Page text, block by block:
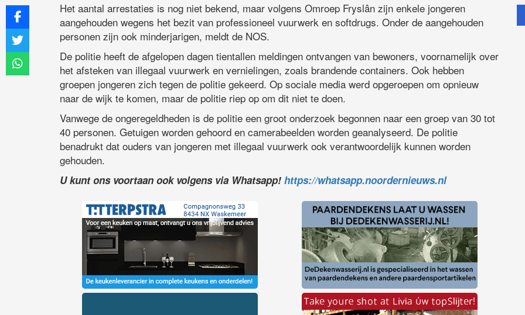
Het aantal arrestaties is nog niet bekend, maar volgens Omroep Fryslân zijn enkele jongeren
aangehouden wegens het bezit van professioneel vuurwerk en softdrugs. Onder de aangehouden
personen zijn ook minderjarigen, meldt de NOS.
De politie heeft de afgelopen dagen tientallen meldingen ontvangen van bewoners, voornamelijk over
het afsteken van illegaal vuurwerk en vernielingen, zoals brandende containers. Ook hebben
groepen jongeren zich tegen de politie gekeerd. Op sociale media werd opgeroepen om opnieuw
naar de wijk te komen, maar de politie riep op om dit niet te doen.
Vanwege de ongeregeldheden is de politie een groot onderzoek begonnen naar een groep van 30 tot
40 personen. Getuigen worden gehoord en camerabeelden worden geanalyseerd. De politie
benadrukt dat ouders van jongeren met illegaal vuurwerk ook verantwoordelijk kunnen worden
gehouden.
U kunt ons voortaan ook volgens via Whatsapp! https://whatsapp.noordernieuws.nl